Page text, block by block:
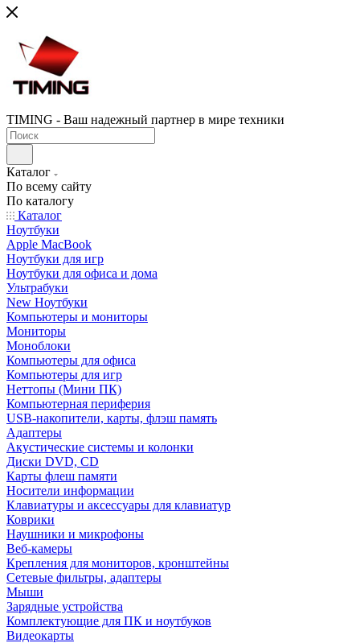
TIMING - Ваш надежный партнер в мире техники
Каталог
По всему сайту
По каталогу
Каталог
Ноутбуки
Apple MacBook
Ноутбуки для игр
Ноутбуки для офиса и дома
Ультрабуки
New Ноутбуки
Компьютеры и мониторы
Мониторы
Моноблоки
Компьютеры для офиса
Компьютеры для игр
Неттопы (Мини ПК)
Компьютерная периферия
USB-накопители, карты, флэш память
Адаптеры
Акустические системы и колонки
Диски DVD, CD
Карты флеш памяти
Носители информации
Клавиатуры и аксессуары для клавиатур
Коврики
Наушники и микрофоны
Веб-камеры
Крепления для мониторов, кронштейны
Сетевые фильтры, адаптеры
Мыши
Зарядные устройства
Комплектующие для ПК и ноутбуков
Видеокарты